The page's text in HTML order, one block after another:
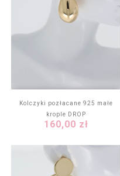
Kolczyki pozłacane 925 małe
krople DROP
Cena
160,00 zł